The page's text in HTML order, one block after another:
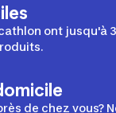
ont jusqu'à
de chez vous?